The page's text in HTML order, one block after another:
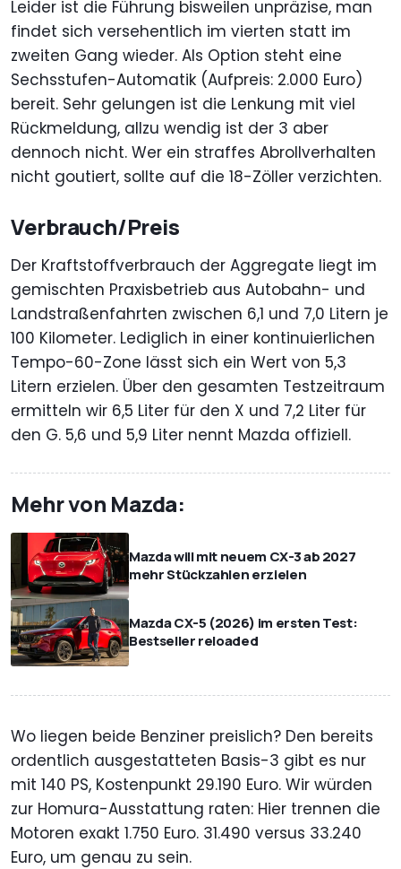
Leider ist die Führung bisweilen unpräzise, man
findet sich versehentlich im vierten statt im
zweiten Gang wieder. Als Option steht eine
Sechsstufen-Automatik (Aufpreis: 2.000 Euro)
bereit. Sehr gelungen ist die Lenkung mit viel
Rückmeldung, allzu wendig ist der 3 aber
dennoch nicht. Wer ein straffes Abrollverhalten
nicht goutiert, sollte auf die 18-Zöller verzichten.
Verbrauch/Preis
Der Kraftstoffverbrauch der Aggregate liegt im
gemischten Praxisbetrieb aus Autobahn- und
Landstraßenfahrten zwischen 6,1 und 7,0 Litern je
100 Kilometer. Lediglich in einer kontinuierlichen
Tempo-60-Zone lässt sich ein Wert von 5,3
Litern erzielen. Über den gesamten Testzeitraum
ermitteln wir 6,5 Liter für den X und 7,2 Liter für
den G. 5,6 und 5,9 Liter nennt Mazda offiziell.
Mehr von Mazda:
Mazda will mit neuem CX-3 ab 2027
mehr Stückzahlen erzielen
Mazda CX-5 (2026) im ersten Test:
Bestseller reloaded
Wo liegen beide Benziner preislich? Den bereits
ordentlich ausgestatteten Basis-3 gibt es nur
mit 140 PS, Kostenpunkt 29.190 Euro. Wir würden
zur Homura-Ausstattung raten: Hier trennen die
Motoren exakt 1.750 Euro. 31.490 versus 33.240
Euro, um genau zu sein.